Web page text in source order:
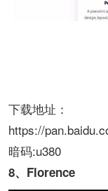
下载地址：
https://
暗码:u380
8、Florence